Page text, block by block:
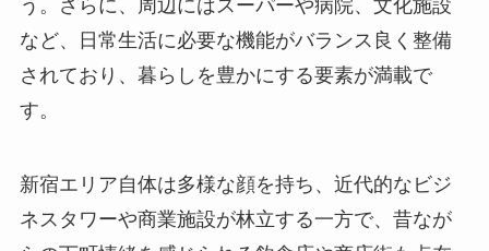
う。さらに、周辺にはスーパーや病院、文化施設
など、日常生活に必要な機能がバランス良く整備
されており、暮らしを豊かにする要素が満載で
す。
新宿エリア自体は多様な顔を持ち、近代的なビジ
ネスタワーや商業施設が林立する一方で、昔なが